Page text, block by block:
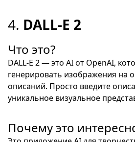
4. DALL-E 2
Что это?
DALL-E 2 — это AI от OpenAI,
генерировать изображения на
описаний. Просто введите
уникальное визуальное
Почему это